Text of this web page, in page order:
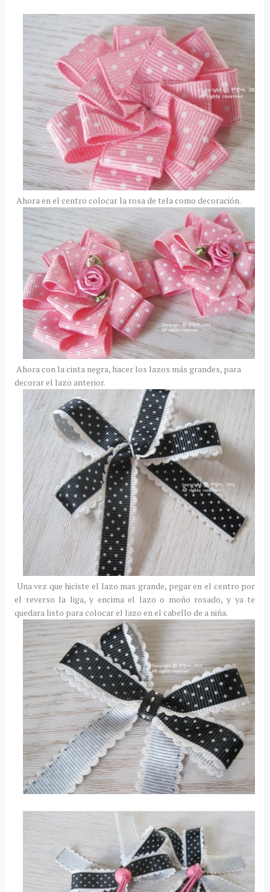
Ahora en el centro colocar la rosa de tela como decoración.
Ahora con la cinta negra, hacer los lazos más grandes, para
decorar el lazo anterior.
Una vez que hiciste el lazo mas grande, pegar en el centro por
el reverso la liga, y encima el lazo o moño rosado, y ya te
quedara listo para colocar el lazo en el cabello de a niña.